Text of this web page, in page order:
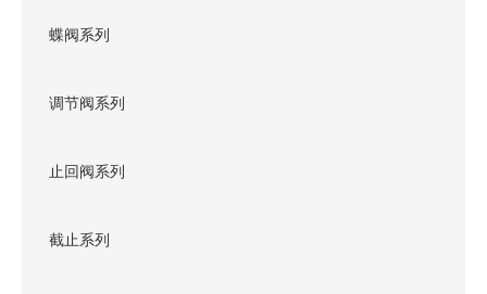
蝶阀系列
调节阀系列
止回阀系列
截止系列